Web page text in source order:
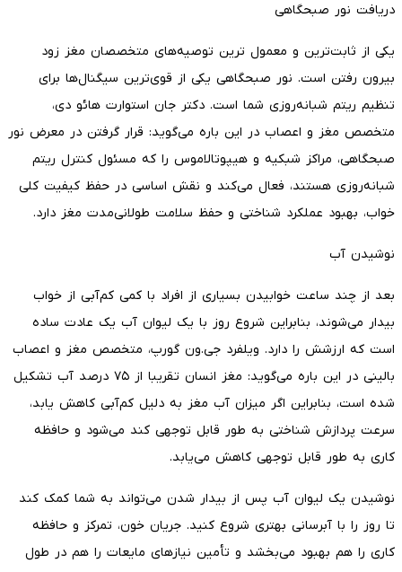
دریافت نور صبحگاهی
یکی از ثابت‌ترین و معمول ترین توصیه‌های متخصصان مغز زود
بیرون رفتن است. نور صبحگاهی یکی از قوی‌ترین سیگنال‌ها برای
تنظیم ریتم شبانه‌روزی شما است. دکتر جان استوارت هائو دی،
متخصص مغز و اعصاب در این باره می‌گوید: قرار گرفتن در معرض نور
صبحگاهی، مراکز شبکیه و هیپوتالاموس را که مسئول کنترل ریتم
شبانه‌روزی هستند، فعال می‌کند و نقش اساسی در حفظ کیفیت کلی
خواب، بهبود عملکرد شناختی و حفظ سلامت طولانی‌مدت مغز دارد.
نوشیدن آب
بعد از چند ساعت خوابیدن بسیاری از افراد با کمی کم‌آبی از خواب
بیدار می‌شوند، بنابراین شروع روز با یک لیوان آب یک عادت ساده
است که ارزشش را دارد. ویلفرد جی.‌ون گورپ، متخصص مغز و اعصاب
بالینی در این باره می‌گوید: مغز انسان تقریبا از ۷۵ درصد آب تشکیل
شده است، بنابراین اگر میزان آب مغز به دلیل کم‌آبی کاهش یابد،
سرعت پردازش شناختی به طور قابل توجهی کند می‌شود و حافظه
کاری به طور قابل توجهی کاهش می‌یابد.
نوشیدن یک لیوان آب پس از بیدار شدن می‌تواند به شما کمک کند
تا روز را با آبرسانی بهتری شروع کنید. جریان خون، تمرکز و حافظه
کاری را هم بهبود می‌بخشد و تأمین نیازهای مایعات را هم در طول